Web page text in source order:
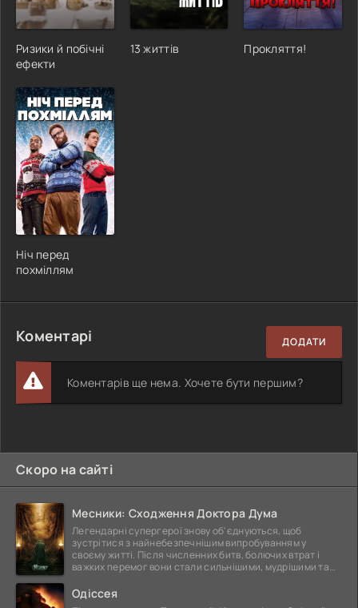
Ризики й побічні
ефекти
13 життів Прокляття!
Ніч перед
похміллям
Коментарі ДОДАТИ
Коментарів ще нема. Хочете бути першим?
Скоро на сайті
Месники: Сходження Доктора Дума
Легендарні супергерої знову об'єднуються, щоб
зустрітися з найнебезпечнішим випробуванням у
своєму житті. Після численних битв, болючих втрат і
важких перемог вони стали сильнішими, мудрішими та
Одіссея